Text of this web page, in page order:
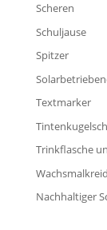
Scheren
Schuljause
Spitzer
Textmarker
Trinkflasche
Nachhaltiger